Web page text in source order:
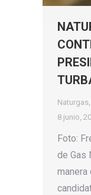
Naturgas,
8 junio,
Foto:
de Gas
manera